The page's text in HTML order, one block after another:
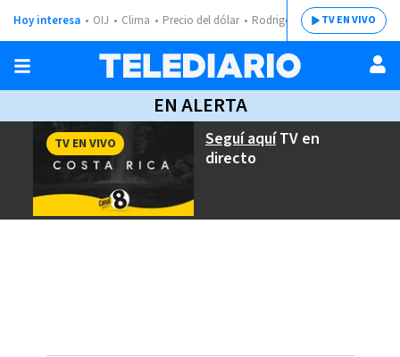
Hoy interesa OIJ Clima Precio del dólar Rodrigo ChavesTV EN VIVO
EN ALERTA
Seguí aquíTV en
directo
TV EN VIVO